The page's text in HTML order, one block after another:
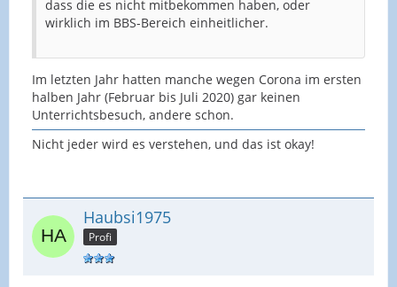
dass die es nicht mitbekommen haben, oder
wirklich im BBS-Bereich einheitlicher.
Im letzten Jahr hatten manche wegen Corona im ersten
halben Jahr (Februar bis Juli 2020) gar keinen
Unterrichtsbesuch, andere schon.
Nicht jeder wird es verstehen, und das ist okay!
Haubsi1975
Profi